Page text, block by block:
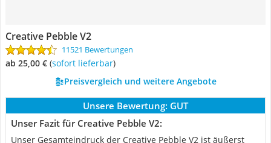
Creative Pebble V2
11521 Bewertungen
ab 25,00 € ( Sofort lieferbar)
Preisvergleich und weitere Angebote
Unsere Bewertung: GUT
Unser Fazit für Creative Pebble V2:
Unser Gesamteindruck der Creative Pebble V2 ist äußerst